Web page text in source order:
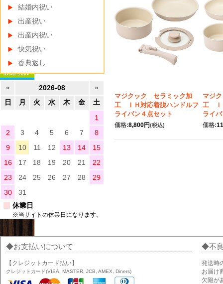
マジクック セラミック加
工 ＩＨ対応着脱ハンドルフ
ライパン４点セット
価格:8,800円(税込)
マジ
工 Ｉ
ライ
価格:
結婚内祝い
出産祝い
出産内祝い
快気祝い
香典返し
« 2026-08
»
日
月 火 水 木 金
土
1
2
3 4 5 6 7
8
9
10 11 12 13 14
15
16
17 18 19 20 21
22
23
24 25 26 27 28
29
30
31
休業日
※当サイトの休業日になります。
お支払いについて
【クレジットカード払い】
クレジットカード(VISA, MASTER, JCB, AMEX, Diners)
不
発送時
お届け
欠陥が